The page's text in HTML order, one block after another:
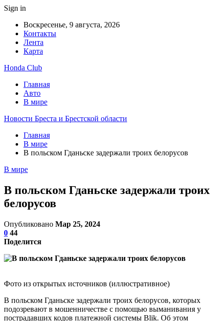
Sign in
Воскресенье, 9 августа, 2026
Контакты
Лента
Карта
Honda Club
Главная
Авто
В мире
Новости Бреста и Брестской области
Главная
В мире
В польском Гданьске задержали троих белорусов
В мире
В польском Гданьске задержали троих
белорусов
Опубликовано Мар 25, 2024
0 44
Поделится
Фото из открытых источников (иллюстративное)
В польском Гданьске задержали троих белорусов, которых
подозревают в мошенничестве с помощью выманивания у
пострадавших кодов платежной системы Blik. Об этом